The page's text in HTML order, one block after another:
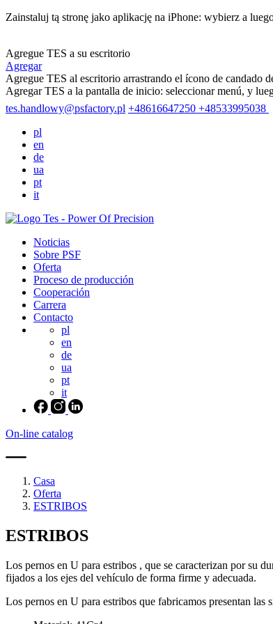
Zainstaluj tą stronę jako aplikację na iPhone: wybierz a
Agregue TES a su escritorio
Agregar
Agregue TES al escritorio arrastrando el ícono de candado
Agregar TES a la pantalla de inicio: seleccionar menú, y
tes.handlowy@psfactory.pl +48616647250 +48533995038
pl
en
de
ua
pt
it
Noticias
Sobre PSF
Oferta
Proceso de producción
Cooperación
Carrera
Contacto
pl
en
de
ua
pt
it
On-line catalog
Casa
Oferta
ESTRIBOS
ESTRIBOS
Los pernos en U para estribos , que se caracterizan por su
fijados a los ejes del vehículo de forma firme y adecuada.
Los pernos en U para estribos que fabricamos presentan las